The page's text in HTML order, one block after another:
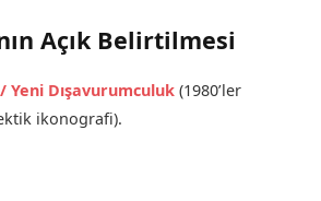
Açık Belirtilmesi
Yeni Dışavurumculuk (1980’ler
ikonografi).